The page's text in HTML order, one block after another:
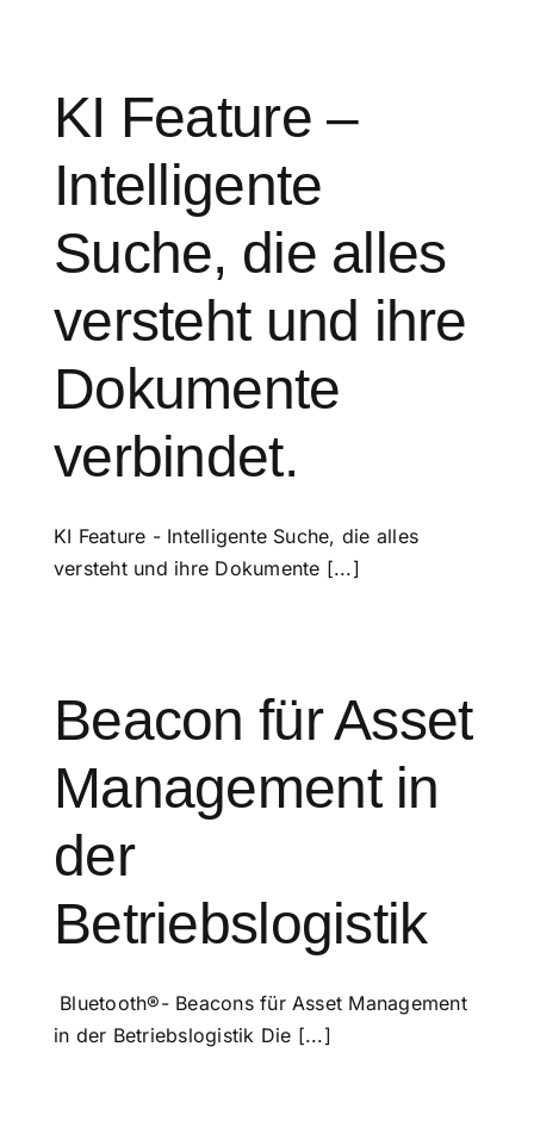
KI Feature –
Intelligente
Suche, die alles
versteht und ihre
Dokumente
verbindet.
KI Feature - Intelligente Suche, die alles
versteht und ihre Dokumente [...]
Beacon für Asset
Management in
der
Betriebslogistik
Bluetooth®- Beacons für Asset Management
in der Betriebslogistik Die [...]